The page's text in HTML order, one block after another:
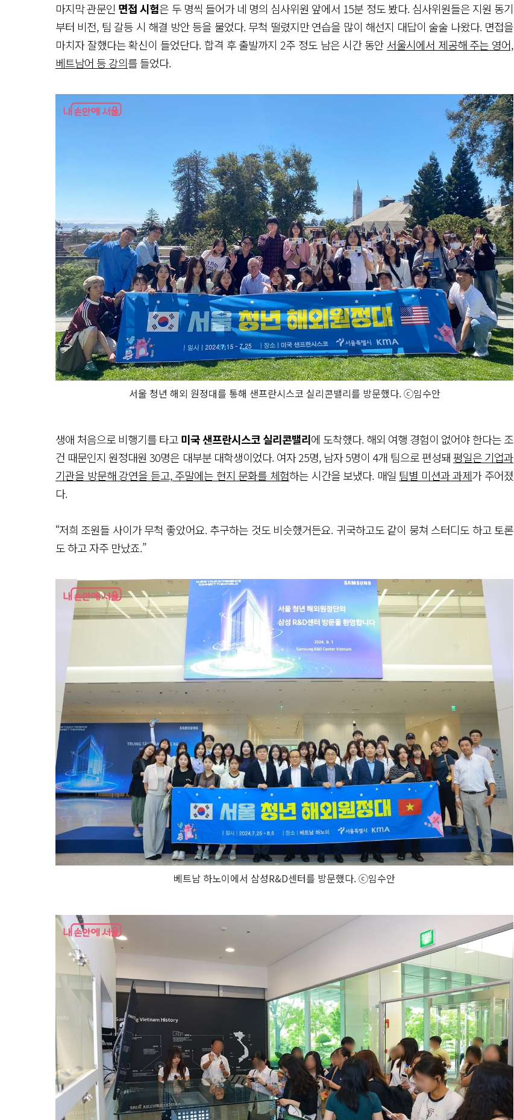
마지막 관문인 면접 시험은 두 명씩 들어가 네 명의 심사위원 앞에서 15분 정도 봤다. 심사위원들은 지원 동기
부터 비전, 팀 갈등 시 해결 방안 등을 물었다. 무척 떨렸지만 연습을 많이 해선지 대답이 술술 나왔다. 면접을
마치자 잘했다는 확신이 들었단다. 합격 후 출발까지 2주 정도 남은 시간 동안 서울시에서 제공해 주는 영어,
베트남어 등 강의를 들었다.
서울 청년 해외 원정대를 통해 샌프란시스코 실리콘밸리를 방문했다. ⓒ임수안
생애 처음으로 비행기를 타고미국 샌프란시스코 실리콘밸리에 도착했다. 해외 여행 경험이 없어야 한다는 조
건 때문인지 원정대원 30명은 대부분 대학생이었다. 여자 25명, 남자 5명이 4개 팀으로 편성돼평일은 기업과
기관을 방문해 강연을 듣고, 주말에는 현지 문화를 체험하는 시간을 보냈다. 매일 팀별 미션과 과제가 주어졌
다.
“저희 조원들 사이가 무척 좋았어요. 추구하는 것도 비슷했거든요. 귀국하고도 같이 뭉쳐 스터디도 하고 토론
도 하고 자주 만났죠.”
베트남 하노이에서 삼성R&D센터를 방문했다. ⓒ임수안